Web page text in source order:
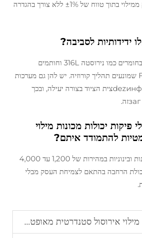
לחץ דינמי, ומשיגות דיוק ממילוי בתוך טווח של ±1% ללא צורך בהגדרה
ידידותיות לסביבה?
כן, המכונות משתמשות בחומרים כמו נירוסטה 316L וחותמים
מאושרים על ידי ה-FDA שמונעים תהליך קורוזיה. יש להן גם מערכות
ניקוי במקום (CIP) לdezинфекצית הציוד בצורה יעילה, ובכך
פיקות יכולות מכונות מילוי
להתמודד איתם?
הן מיועדות לפעולות קטנות ובינוניות במהירות של 1,200 עד 4,000
הרחבה בהתאם לצמיחת העסק מבלי
סטנדרטית מאופטמת את קו הייצור שלך מבחינת יעילות עלות